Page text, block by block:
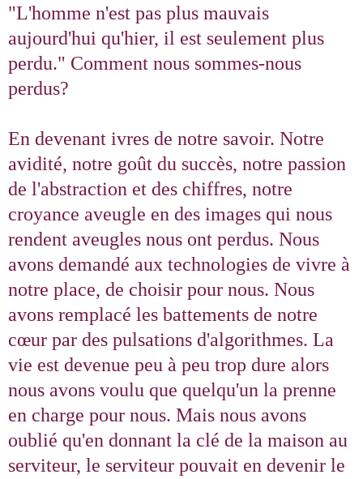
"L'homme n'est pas plus mauvais
aujourd'hui qu'hier, il est seulement plus
perdu." Comment nous sommes-nous
perdus?
En devenant ivres de notre savoir. Notre
avidité, notre goût du succès, notre passion
de l'abstraction et des chiffres, notre
croyance aveugle en des images qui nous
rendent aveugles nous ont perdus. Nous
avons demandé aux technologies de vivre à
notre place, de choisir pour nous. Nous
avons remplacé les battements de notre
cœur par des pulsations d'algorithmes. La
vie est devenue peu à peu trop dure alors
nous avons voulu que quelqu'un la prenne
en charge pour nous. Mais nous avons
oublié qu'en donnant la clé de la maison au
serviteur, le serviteur pouvait en devenir le